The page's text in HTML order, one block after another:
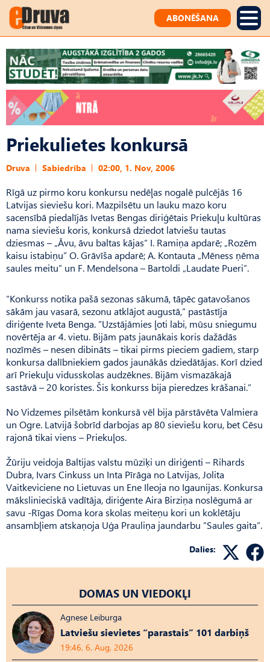
ABONĒŠANA
Priekulietes konkursā
Druva Sabiedrība 02:00, 1. Nov, 2006
Rīgā uz pirmo koru konkursu nedēļas nogalē pulcējās 16
Latvijas sieviešu kori. Mazpilsētu un lauku mazo koru
sacensībā piedalījās Ivetas Bengas diriģētais Priekuļu kultūras
nama sieviešu koris, konkursā dziedot latviešu tautas
dziesmas – „Āvu, āvu baltas kājas” I. Ramiņa apdarē; „Rozēm
kaisu istabiņu” O. Grāvīša apdarē; A. Kontauta „Mēness ņēma
saules meitu” un F. Mendelsona – Bartoldi „Laudate Pueri”.
”Konkurss notika pašā sezonas sākumā, tāpēc gatavošanos
sākām jau vasarā, sezonu atklājot augustā,” pastāstīja
diriģente Iveta Benga. ”Uzstājāmies ļoti labi, mūsu sniegumu
novērtēja ar 4. vietu. Bijām pats jaunākais koris dažādās
nozīmēs – nesen dibināts – tikai pirms pieciem gadiem, starp
konkursa dalībniekiem gados jaunākās dziedātājas. Korī dzied
arī Priekuļu vidusskolas audzēknes. Bijām vismazākajā
sastāvā – 20 koristes. Šis konkurss bija pieredzes krāšanai.”
No Vidzemes pilsētām konkursā vēl bija pārstāvēta Valmiera
un Ogre. Latvijā šobrīd darbojas ap 80 sieviešu koru, bet Cēsu
rajonā tikai viens – Priekuļos.
Žūriju veidoja Baltijas valstu mūziķi un diriģenti – Rihards
Dubra, Ivars Cinkuss un Inta Pīrāga no Latvijas, Jolita
Vaitkeviciene no Lietuvas un Ene Ileoja no Igaunijas. Konkursa
mākslinieciskā vadītāja, diriģente Aira Birziņa noslēgumā ar
savu -Rīgas Doma kora skolas meiteņu kori un koklētāju
ansambļiem atskaņoja Uģa Prauliņa jaundarbu ”Saules gaita”.
Dalies:
DOMAS UN VIEDOKĻI
Agnese Leiburga
Latviešu sievietes “parastais” 101 darbiņš
19:46, 6. Aug, 2026